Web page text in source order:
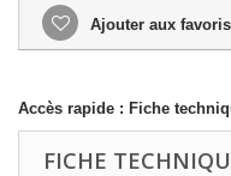
Ajouter aux favoris
Accès rapide : Fiche
FICHE